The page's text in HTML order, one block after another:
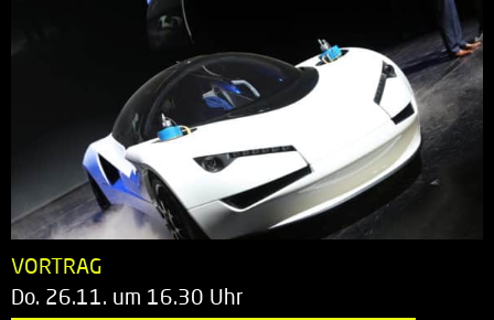
VORTRAG
Do. 26.11. um 16.30 Uhr